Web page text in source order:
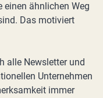
einen ähnlichen Weg
Das motiviert
alle Newsletter und
Unternehmen
immer